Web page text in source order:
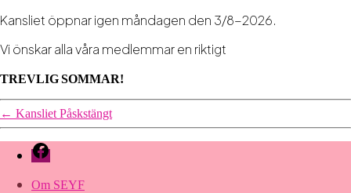
Kansliet öppnar igen måndagen den 3/8-2026.
Vi önskar alla våra medlemmar en riktigt
TREVLIGSOMMAR!
← Kansliet Påskstängt
Facebook
Om SEYF